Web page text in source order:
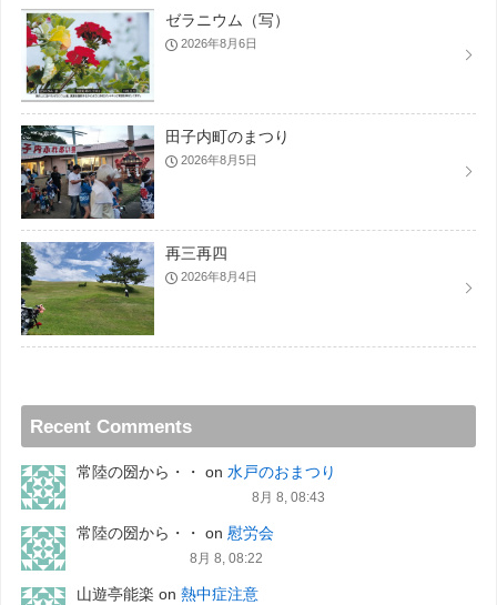
ゼラニウム（写）
2026年8月6日
田子内町のまつり
2026年8月5日
再三再四
2026年8月4日
Recent Comments
常陸の圀から・・ on 水戸のおまつり
8月 8, 08:43
常陸の圀から・・ on 慰労会
8月 8, 08:22
山遊亭能楽 on 熱中症注意